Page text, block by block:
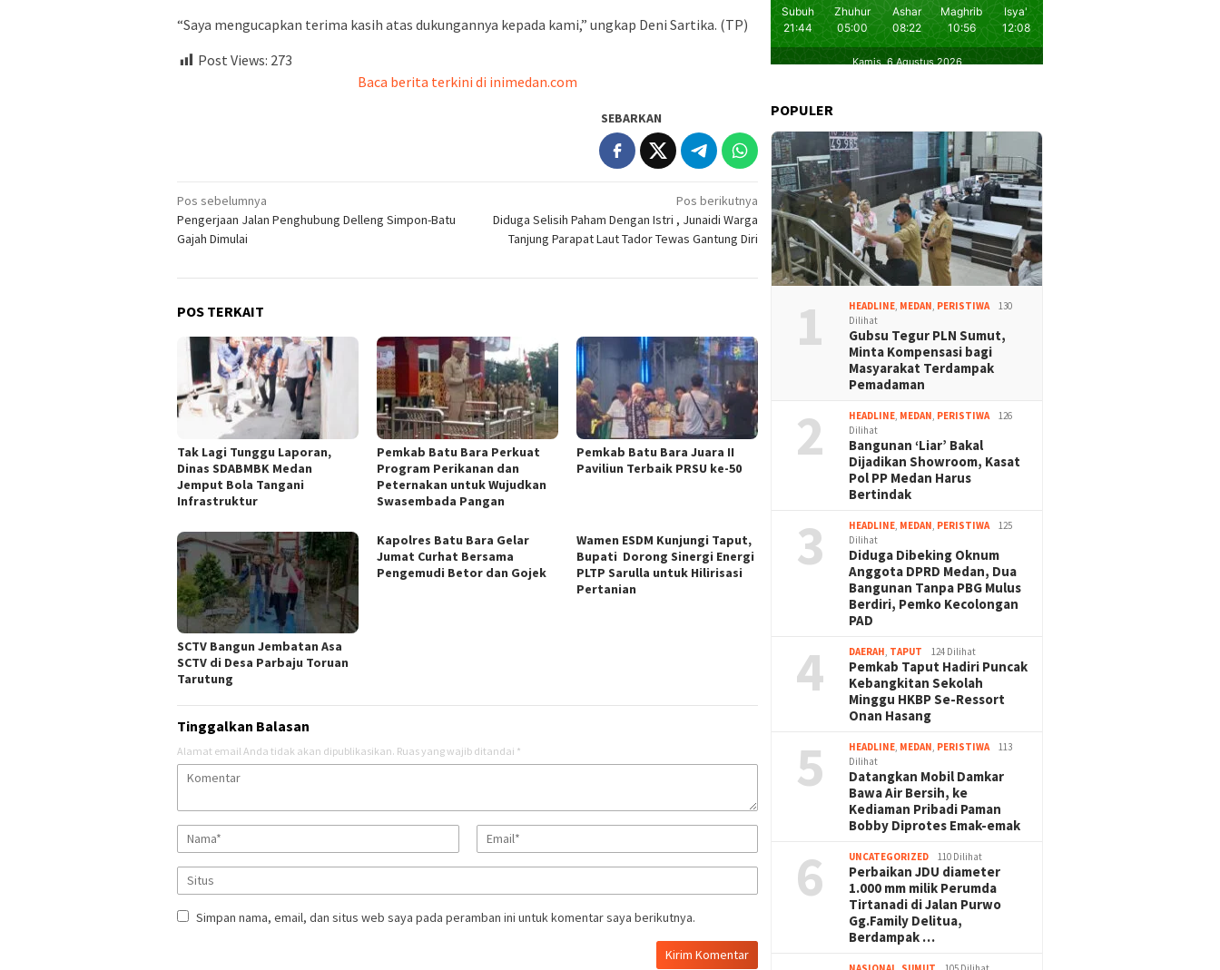
“Saya mengucapkan terima kasih atas dukungannya kepada kami,” ungkap Deni Sartika. (TP)
Post Views: 273
Baca berita terkini di inimedan.com
SEBARKAN
Navigasi
pos
Pos sebelumnya
Pengerjaan Jalan Penghubung Delleng Simpon-Batu
Gajah Dimulai
Pos berikutnya
Diduga Selisih Paham Dengan Istri , Junaidi Warga
Tanjung Parapat Laut Tador Tewas Gantung Diri
POS TERKAIT
Tak Lagi Tunggu Laporan,
Dinas SDABMBK Medan
Jemput Bola Tangani
Infrastruktur
Pemkab Batu Bara Perkuat
Program Perikanan dan
Peternakan untuk Wujudkan
Swasembada Pangan
Pemkab Batu Bara Juara II
Paviliun Terbaik PRSU ke-50
SCTV Bangun Jembatan Asa
SCTV di Desa Parbaju Toruan
Tarutung
Kapolres Batu Bara Gelar
Jumat Curhat Bersama
Pengemudi Betor dan Gojek
Wamen ESDM Kunjungi Taput,
Bupati Dorong Sinergi Energi
PLTP Sarulla untuk Hilirisasi
Pertanian
Tinggalkan Balasan
Alamat email Anda tidak akan dipublikasikan. Ruas yang wajib ditandai *
Simpan nama, email, dan situs web saya pada peramban ini untuk komentar saya berikutnya.
POPULER
1 HEADLINE, MEDAN, PERISTIWA
130
Dilihat
Gubsu Tegur PLN Sumut,
Minta Kompensasi bagi
Masyarakat Terdampak
Pemadaman
2 HEADLINE, MEDAN, PERISTIWA
126
Dilihat
Bangunan ‘Liar’ Bakal
Dijadikan Showroom, Kasat
Pol PP Medan Harus
Bertindak
3 HEADLINE, MEDAN, PERISTIWA
125
Dilihat
Diduga Dibeking Oknum
Anggota DPRD Medan, Dua
Bangunan Tanpa PBG Mulus
Berdiri, Pemko Kecolongan
PAD
4 DAERAH, TAPUT 124 Dilihat
Pemkab Taput Hadiri Puncak
Kebangkitan Sekolah
Minggu HKBP Se-Ressort
Onan Hasang
5 HEADLINE, MEDAN, PERISTIWA
113
Dilihat
Datangkan Mobil Damkar
Bawa Air Bersih, ke
Kediaman Pribadi Paman
Bobby Diprotes Emak-emak
6 UNCATEGORIZED 110 Dilihat
Perbaikan JDU diameter
1.000 mm milik Perumda
Tirtanadi di Jalan Purwo
Gg.Family Delitua,
Berdampak …